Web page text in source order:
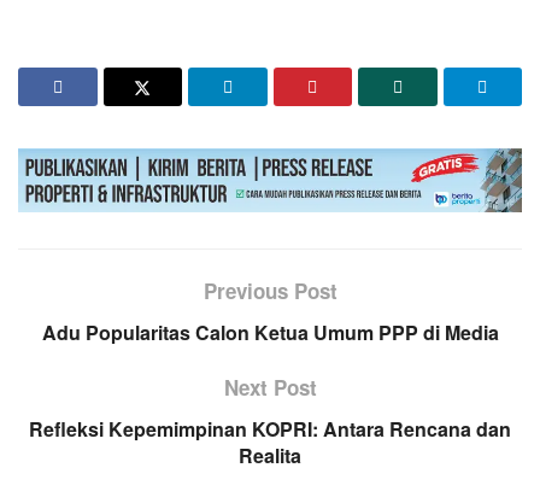
Previous Post
Adu Popularitas Calon Ketua Umum PPP di Media
Next Post
Refleksi Kepemimpinan KOPRI: Antara Rencana dan
Realita